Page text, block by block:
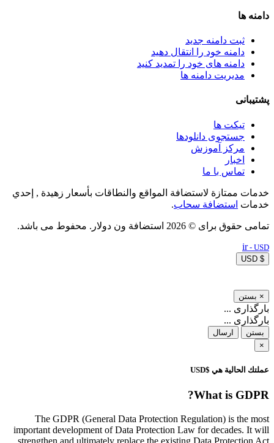
دامنه ها
ثبت دامنه جدید
دامنه خود را انتقال دهید
دامنه های خود را تمدید کنید
مدیریت دامنه ها
پشتیبانی
تیکت ها
جستجوی دانلودها
مرکز آموزش
اخبار
تماس با ما
خدمات ممتازة لاستضافة المواقع والنطاقات بأسعار زهيدة , إحدي
خدمات استضافة سحاب.
تمامی حقوق برای © 2026 استضافة ون دولار. محفوط می باشد.
ir- USD
$ USD
× بستن
بارگذاری ...
بارگذاری ...
بستن
ارسال
×
عملتك الحالية هي $USD
What is GDPR?
The GDPR (General Data Protection Regulation) is the most
important development of Data Protection Law for decades. It will
strengthen and ultimately replace the existing Data Protection Act